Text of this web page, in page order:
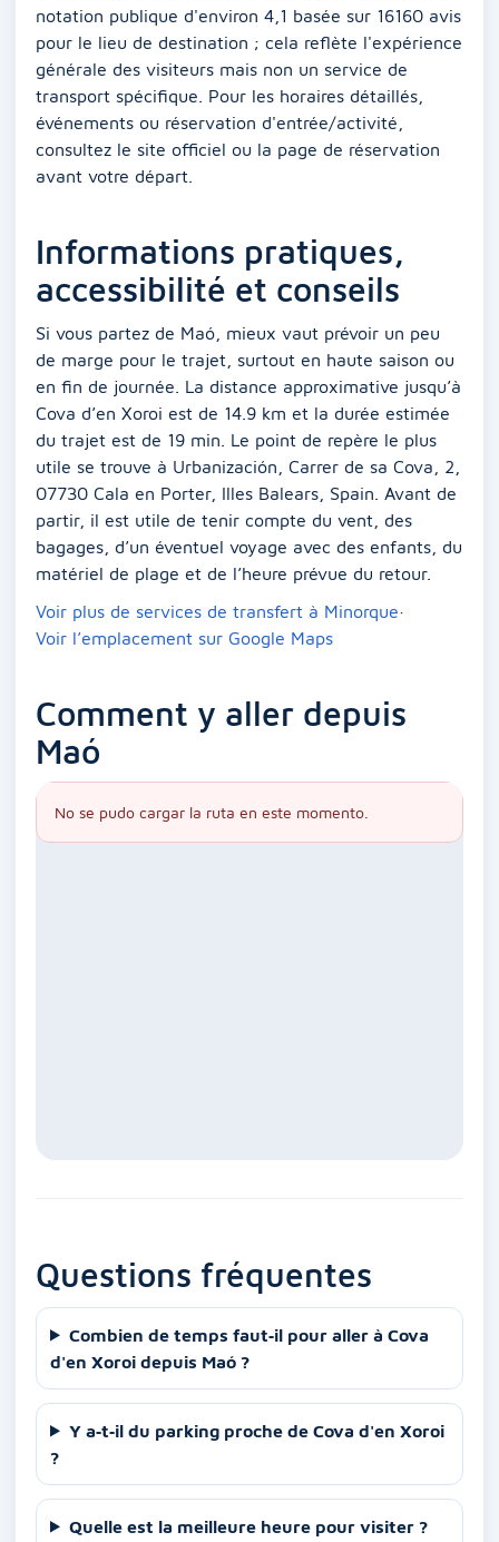
notation publique d'environ 4,1 basée sur 16160 avis
pour le lieu de destination ; cela reflète l'expérience
générale des visiteurs mais non un service de
transport spécifique. Pour les horaires détaillés,
événements ou réservation d'entrée/activité,
consultez le site officiel ou la page de réservation
avant votre départ.
Informations pratiques,
accessibilité et conseils
Si vous partez de Maó, mieux vaut prévoir un peu
de marge pour le trajet, surtout en haute saison ou
en fin de journée. La distance approximative jusqu’à
Cova d’en Xoroi est de 14.9 km et la durée estimée
du trajet est de 19 min. Le point de repère le plus
utile se trouve à Urbanización, Carrer de sa Cova, 2,
07730 Cala en Porter, Illes Balears, Spain. Avant de
partir, il est utile de tenir compte du vent, des
bagages, d’un éventuel voyage avec des enfants, du
matériel de plage et de l’heure prévue du retour.
Voir plus de services de transfert à Minorque·
Voir l’emplacement sur Google Maps
Comment y aller depuis
Maó
No se pudo cargar la ruta en este momento.
Questions fréquentes
Combien de temps faut‑il pour aller à Cova
d'en Xoroi depuis Maó ?
Y a‑t‑il du parking proche de Cova d'en Xoroi
?
Quelle est la meilleure heure pour visiter ?